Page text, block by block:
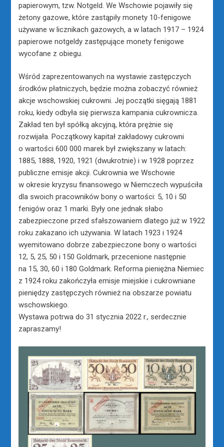
papierowym, tzw. Notgeld. We Wschowie pojawiły się
żetony gazowe, które zastąpiły monety 10-fenigowe
używane w licznikach gazowych, a w latach 1917 – 1924
papierowe notgeldy zastępujące monety fenigowe
wycofane z obiegu.
Wśród zaprezentowanych na wystawie zastępczych
środków płatniczych, będzie można zobaczyć również
akcje wschowskiej cukrowni. Jej początki sięgają 1881
roku, kiedy odbyła się pierwsza kampania cukrownicza.
Zakład ten był spółką akcyjną, która prężnie się
rozwijała. Początkowy kapitał zakładowy cukrowni
o wartości 600 000 marek był zwiększany w latach:
1885, 1888, 1920, 1921 (dwukrotnie) i w 1928 poprzez
publiczne emisje akcji. Cukrownia we Wschowie
w okresie kryzysu finansowego w Niemczech wypuściła
dla swoich pracowników bony o wartości: 5, 10 i 50
fenigów oraz 1 marki. Były one jednak słabo
zabezpieczone przed sfałszowaniem dlatego już w 1922
roku zakazano ich używania. W latach 1923 i 1924
wyemitowano dobrze zabezpieczone bony o wartości
12, 5, 25, 50 i 150 Goldmark, przecenione następnie
na 15, 30, 60 i 180 Goldmark. Reforma pieniężna Niemiec
z 1924 roku zakończyła emisje miejskie i cukrowniane
pieniędzy zastępczych również na obszarze powiatu
wschowskiego.
Wystawa potrwa do 31 stycznia 2022 r., serdecznie
zapraszamy!